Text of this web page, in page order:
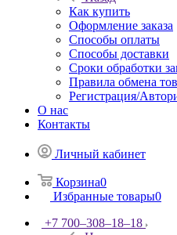
Как купить
Оформление заказа
Способы оплаты
Способы доставки
Сроки обработки
Правила обмена
Регистрация/
О нас
Контакты
Личный кабинет
Корзина0
Избранные товары0
+7 700‒308‒18‒18